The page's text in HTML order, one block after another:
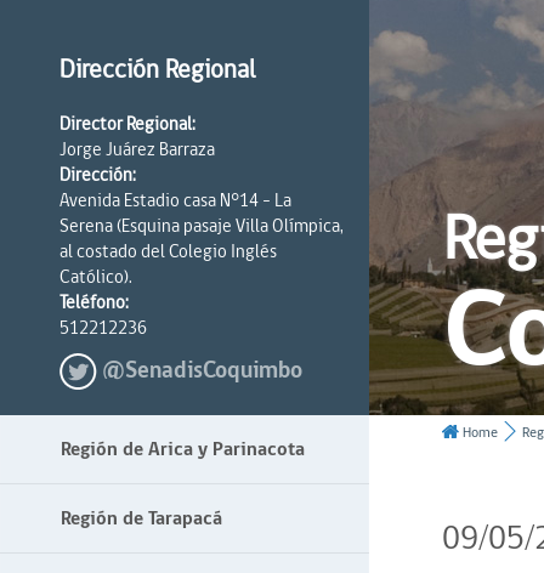
Dirección Regional
Director Regional:
Jorge Juárez Barraza
Dirección:
Avenida Estadio casa N°14 - La
Serena (Esquina pasaje Villa Olímpica,
al costado del Colegio Inglés
Católico).
Teléfono:
512212236
@SenadisCoquimbo
Región de Arica y Parinacota
Región de Tarapacá
Home
09/